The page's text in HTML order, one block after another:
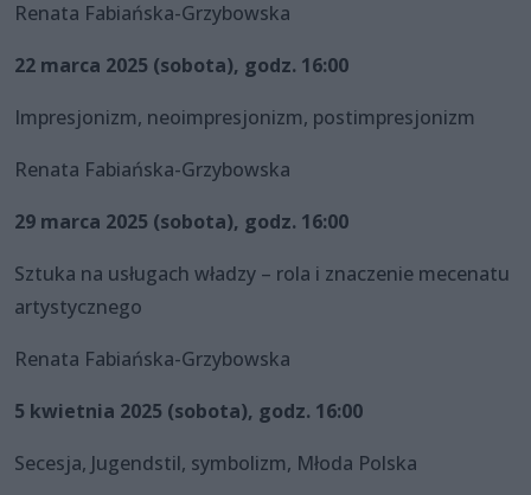
Renata Fabiańska-Grzybowska
22 marca 2025 (sobota), godz. 16:00
Impresjonizm, neoimpresjonizm, postimpresjonizm
Renata Fabiańska-Grzybowska
29 marca 2025 (sobota), godz. 16:00
Sztuka na usługach władzy – rola i znaczenie mecenatu
artystycznego
Renata Fabiańska-Grzybowska
5 kwietnia 2025 (sobota), godz. 16:00
Secesja, Jugendstil, symbolizm, Młoda Polska